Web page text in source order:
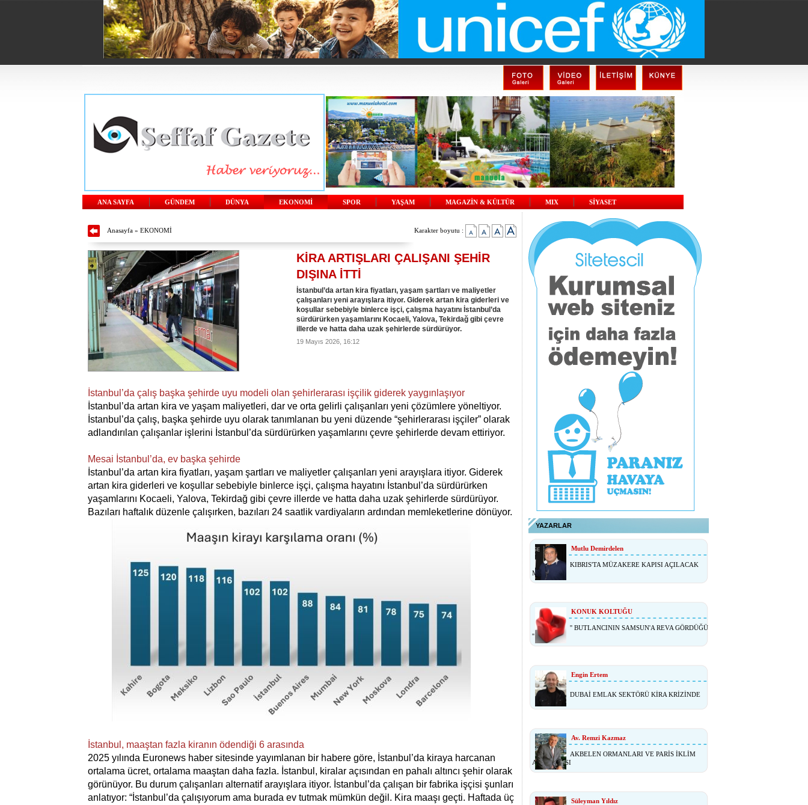
ANA SAYFA GÜNDEM DÜNYA EKONOMİ SPOR YAŞAM MAGAZİN & KÜLTÜR MIX SİYASET
Anasayfa» EKONOMİ Karakter boyutu :
KİRA ARTIŞLARI ÇALIŞANI ŞEHİR
DIŞINA İTTİ
İstanbul’da artan kira fiyatları, yaşam şartları ve maliyetler
çalışanları yeni arayışlara itiyor. Giderek artan kira giderleri ve
koşullar sebebiyle binlerce işçi, çalışma hayatını İstanbul’da
sürdürürken yaşamlarını Kocaeli, Yalova, Tekirdağ gibi çevre
illerde ve hatta daha uzak şehirlerde sürdürüyor.
19 Mayıs 2026, 16:12
İstanbul’da çalış başka şehirde uyu modeli olan şehirlerarası işçilik giderek yaygınlaşıyor
İstanbul’da artan kira ve yaşam maliyetleri, dar ve orta gelirli çalışanları yeni çözümlere yöneltiyor.
İstanbul’da çalış, başka şehirde uyu olarak tanımlanan bu yeni düzende “şehirlerarası işçiler” olarak
adlandırılan çalışanlar işlerini İstanbul’da sürdürürken yaşamlarını çevre şehirlerde devam ettiriyor.
Mesai İstanbul’da, ev başka şehirde
İstanbul’da artan kira fiyatları, yaşam şartları ve maliyetler çalışanları yeni arayışlara itiyor. Giderek
artan kira giderleri ve koşullar sebebiyle binlerce işçi, çalışma hayatını İstanbul’da sürdürürken
yaşamlarını Kocaeli, Yalova, Tekirdağ gibi çevre illerde ve hatta daha uzak şehirlerde sürdürüyor.
Bazıları haftalık düzenle çalışırken, bazıları 24 saatlik vardiyaların ardından memleketlerine dönüyor.
İstanbul, maaştan fazla kiranın ödendiği 6 arasında
2025 yılında Euronews haber sitesinde yayımlanan bir habere göre, İstanbul’da kiraya harcanan
ortalama ücret, ortalama maaştan daha fazla. İstanbul, kiralar açısından en pahalı altıncı şehir olarak
görünüyor. Bu durum çalışanları alternatif arayışlara itiyor. İstanbul’da çalışan bir fabrika işçisi şunları
anlatıyor: “İstanbul’da çalışıyorum ama burada ev tutmak mümkün değil. Kira maaşı geçti. Haftada üç
YAZARLAR
Mutlu Demirdelen
KIBRIS'TA MÜZAKERE KAPISI AÇILACAK
MI ?
KONUK KOLTUĞU
'' BUTLANCININ SAMSUN'A REVA GÖRDÜĞÜ
''
Engin Ertem
DUBAİ EMLAK SEKTÖRÜ KİRA KRİZİNDE
Av. Remzi Kazmaz
AKBELEN ORMANLARI VE PARİS İKLİM
ANLAŞMASI
Süleyman Yıldız